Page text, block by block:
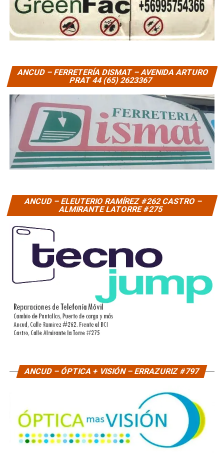
ANCUD – FERRETERÍA DISMAT – AVENIDA ARTURO
PRAT 44 (65) 2623367
ANCUD – ELEUTERIO RAMÍREZ #262 CASTRO –
ALMIRANTE LATORRE #275
ANCUD – ÓPTICA + VISIÓN – ERRAZURIZ #797